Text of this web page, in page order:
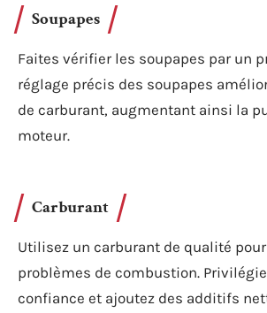
Soupapes
Faites vérifier les soupapes par un
réglage précis des soupapes
de carburant, augmentant ainsi la
moteur.
Carburant
Utilisez un carburant de qualité
problèmes de combustion.
confiance et ajoutez des additifs